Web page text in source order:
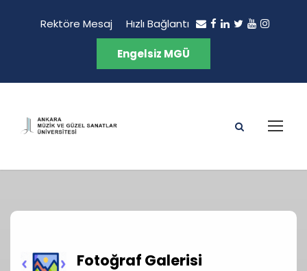
Rektöre Mesaj Hızlı Bağlantı
Engelsiz MGÜ
Fotoğraf Galerisi